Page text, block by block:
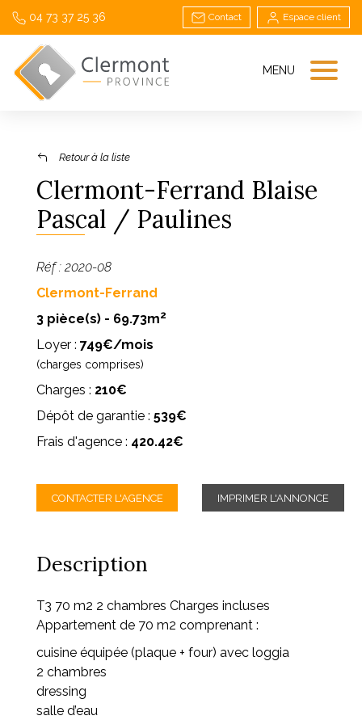
04 73 37 25 36 Contact Espace client
MENU
Retour à la liste
Clermont-Ferrand Blaise
Pascal / Paulines
Réf : 2020-08
Clermont-Ferrand
3 pièce(s) - 69.73m2
Loyer : 749€/mois
(charges comprises)
Charges : 210€
Dépôt de garantie : 539€
Frais d'agence : 420.42€
CONTACTER L'AGENCE IMPRIMER L'ANNONCE
Description
T3 70 m2 2 chambres Charges incluses
Appartement de 70 m2 comprenant :
cuisine équipée (plaque + four) avec loggia
2 chambres
dressing
salle d’eau